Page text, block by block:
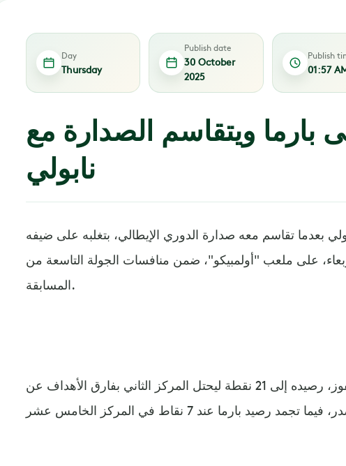
Day
Thursday
Publish date
30 October
2025
Publish
01:57
بارما ويتقاسم الصدارة مع
نابولي
بعدما تقاسم معه صدارة الدوري الإيطالي، بتغلبه على ضيفه
على ملعب "أولمبيكو"، ضمن منافسات الجولة التاسعة من
المسابقة.
ورفع "الجيالورسي" بهذا الفوز، رصيده إلى 21 نقطة ليحتل المركز الثاني بفارق الأهداف عن